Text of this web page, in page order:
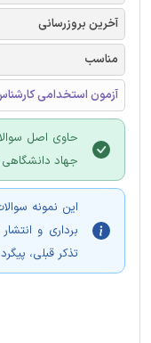
آخرین بروزرسانی
مناسب
آزمون استخدامی
حاوی اصل
جهاد
این نمونه
برداری و
تذکر قبلی،